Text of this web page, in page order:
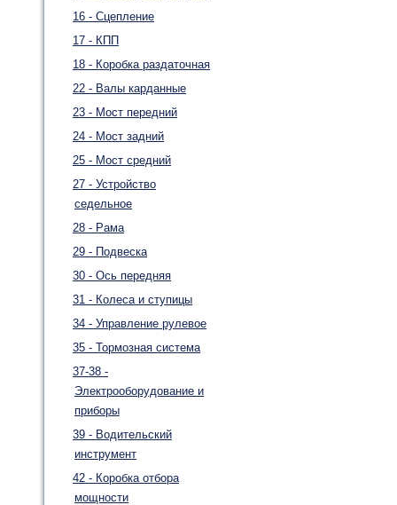
16 - Сцепление
17 - КПП
18 - Коробка раздаточная
22 - Валы карданные
23 - Мост передний
24 - Мост задний
25 - Мост средний
27 - Устройство
седельное
28 - Рама
29 - Подвеска
30 - Ось передняя
31 - Колеса и ступицы
34 - Управление рулевое
35 - Тормозная система
37-38 -
Электрооборудование и
приборы
39 - Водительский
инструмент
42 - Коробка отбора
мощности